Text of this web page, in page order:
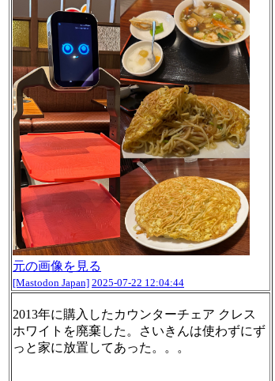
元の画像を見る
[Mastodon Japan] 2025-07-22 12:04:44
2013年に購入したカウンターチェア クレス
ホワイトを廃棄した。さいきんは使わずにず
っと家に放置してあった。。。